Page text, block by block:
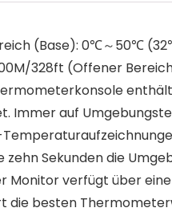
(Base): 0℃～50℃
328ft (Offener
Immer auf
Sekunden die
verfügt über
die besten